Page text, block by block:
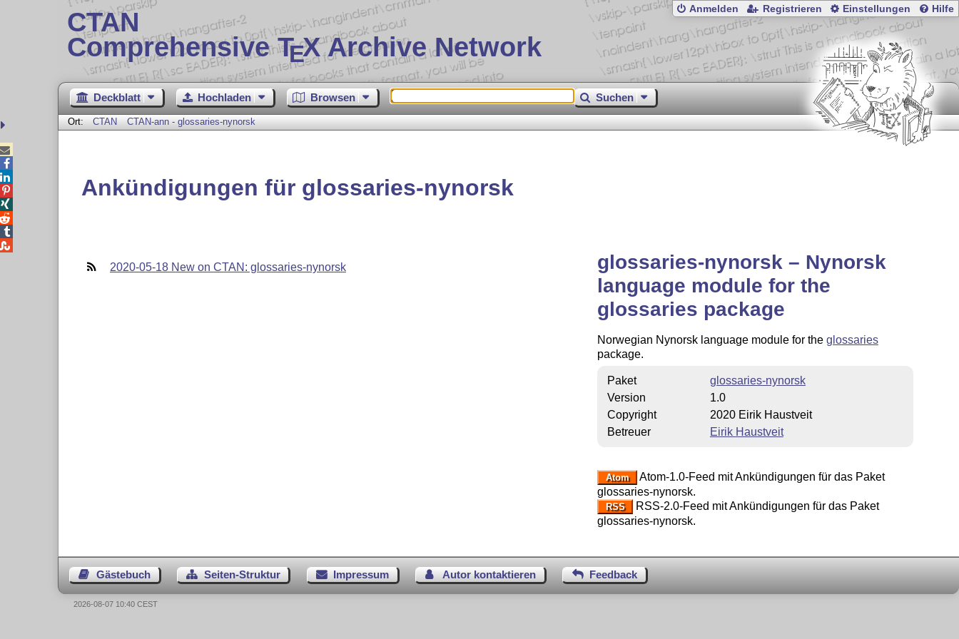
CTAN
Comprehensive TEX Archive Network
Anmelden Registrieren Einstellungen Hilfe
Deckblatt Hochladen Browsen Suchen
Ort: CTAN CTAN-ann - glossaries-nynorsk
Ankündigungen für glossaries-nynorsk
2020-05-18 New on CTAN: glossaries-nynorsk
glossaries-nynorsk – Nynorsk
language module for the
glossaries package
Norwegian Nynorsk language module for the glossaries
package.
Paket
glossaries-nynorsk
Version
1.0
Copyright
2020 Eirik Haustveit
Betreuer
Eirik Haustveit
Atom
Atom-1.0-Feed mit Ankündigungen für das Paket
glossaries-nynorsk.
RSS
RSS-2.0-Feed mit Ankündigungen für das Paket
glossaries-nynorsk.
Gästebuch Seiten-Struktur Impressum Autor kontaktieren Feedback





2026-08-07 10:40 CEST